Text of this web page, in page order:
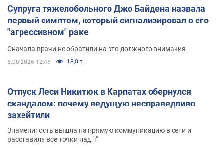
Супруга тяжелобольного Джо Байдена назвала
первый симптом, который сигнализировал о его
"агрессивном" раке
Сначала врачи не обратили на это должного внимания
6.08.2026 12:46 18,0 т.
Отпуск Леси Никитюк в Карпатах обернулся
скандалом: почему ведущую несправедливо
захейтили
Знаменитость вышла на прямую коммуникацию в сети и
расставила все точки над "i"